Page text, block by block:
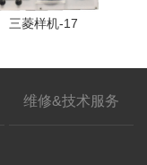
三菱样机-17
维修&技术服务